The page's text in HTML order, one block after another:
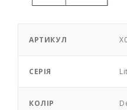
АРТИКУЛ
СЕРІЯ
КОЛІР